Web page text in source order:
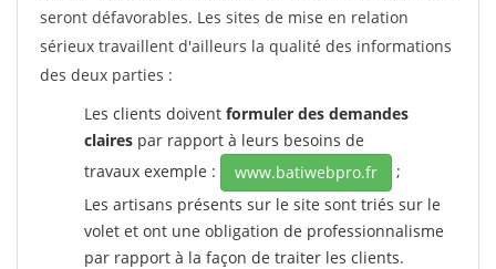
seront défavorables. Les sites de mise en relation
sérieux travaillent d'ailleurs la qualité des informations
des deux parties :
Les clients doivent formuler des demandes
claires par rapport à leurs besoins de
travaux exemple :
www.batiwebpro.fr
;
Les artisans présents sur le site sont triés sur le
volet et ont une obligation de professionnalisme
par rapport à la façon de traiter les clients.